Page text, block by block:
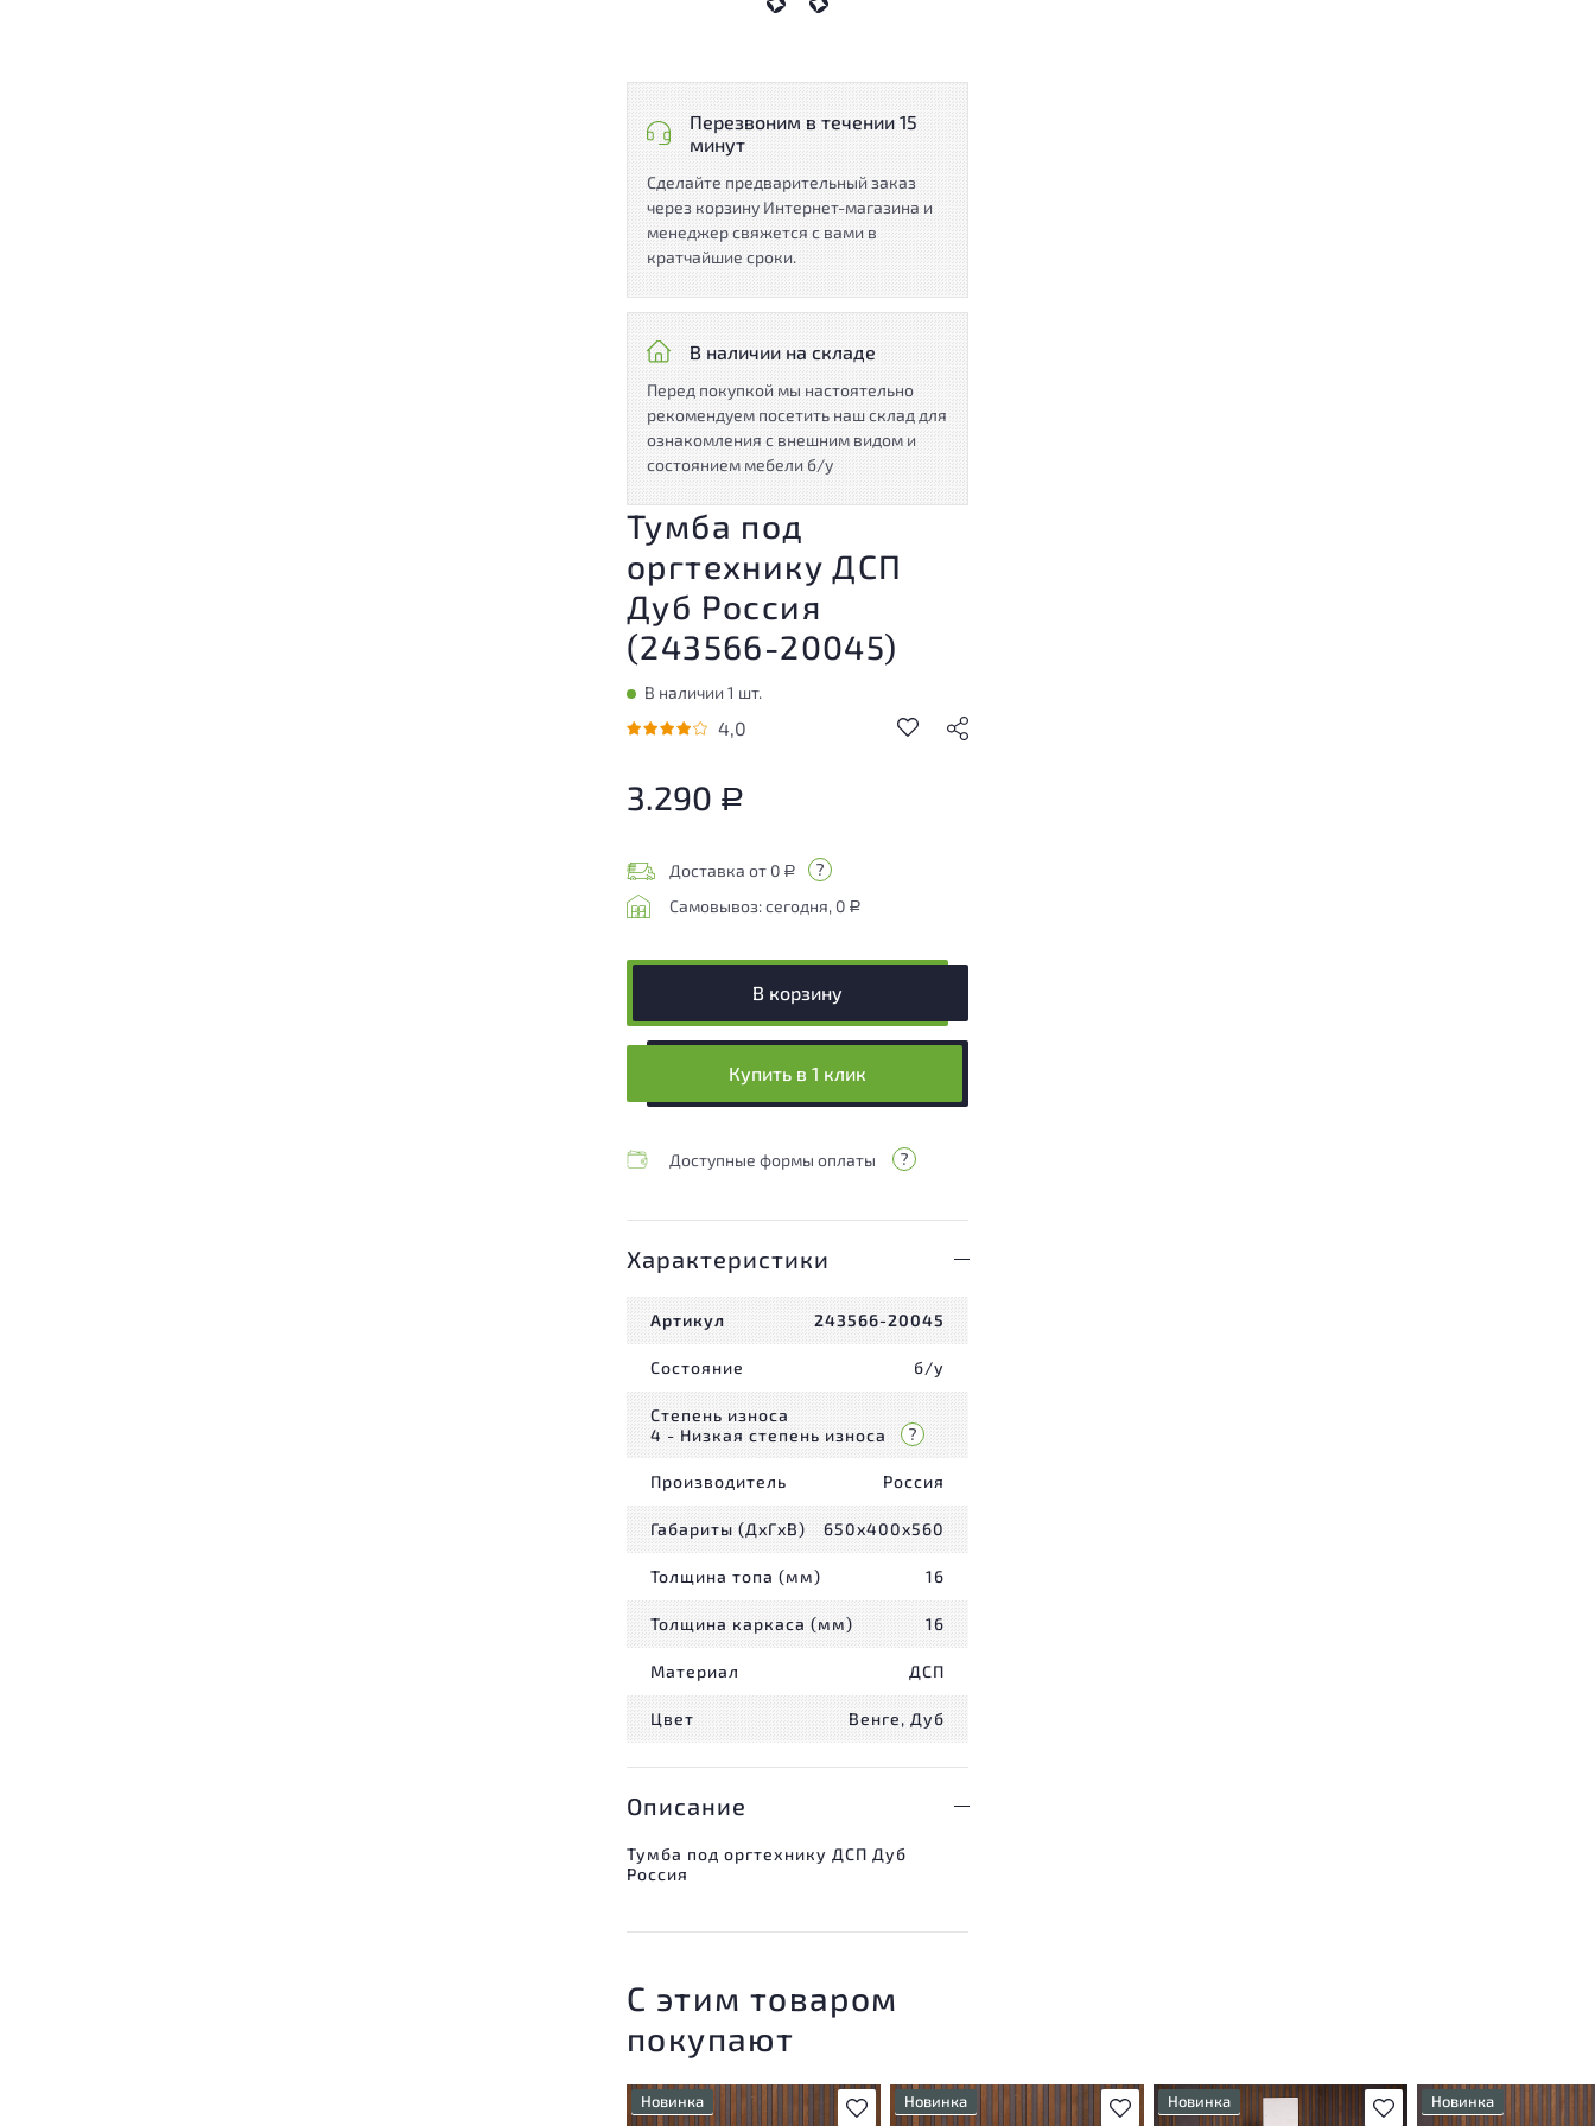
Перезвоним в течении 15
минут
Сделайте предварительный заказ
через корзину Интернет-магазина и
менеджер свяжется с вами в
кратчайшие сроки.
В наличии на складе
Перед покупкой мы настоятельно
рекомендуем посетить наш склад для
ознакомления с внешним видом и
состоянием мебели б/у
Тумба под
оргтехнику ДСП
Дуб Россия
(243566-20045)
В наличии 1 шт.
4,0
3.290 Р
Доставка от 0 Р
Самовывоз: сегодня, 0 Р
В корзину
Купить в 1 клик
Доступные формы оплаты
Характеристики
Артикул 243566-20045
Состояние б/у
Степень износа
4 - Низкая степень износа
Производитель Россия
Габариты (ДxГxВ) 650x400x560
Толщина топа (мм) 16
Толщина каркаса (мм) 16
Материал ДСП
Цвет Венге, Дуб
Описание
Тумба под оргтехнику ДСП Дуб
Россия
С этим товаром
покупают
В избранное
Новинка В избранное
Новинка В избранное
Новинка Новинка